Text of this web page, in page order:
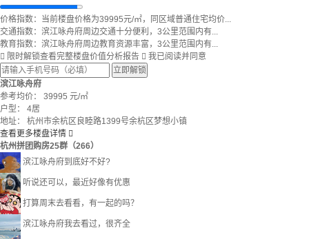
价格指数：当前楼盘价格为39995元/㎡，同区域普通住宅均价...
交通指数：滨江咏舟府周边交通十分便利，3公里范围内有...
教育指数：滨江咏舟府周边教育资源丰富，3公里范围内有...
 限时解锁查看完整楼盘价值分析报告  我已阅读并同意
立即解锁
滨江咏舟府
参考均价： 39995 元/㎡
户型：
4居
地址：
杭州市余杭区良睦路1399号余杭区梦想小镇
查看更多楼盘详情 
杭州拼团购房25群（266）
滨江咏舟府到底好不好?
听说还可以，最近好像有优惠
打算周末去看看，有一起的吗？
滨江咏舟府我去看过，很齐全